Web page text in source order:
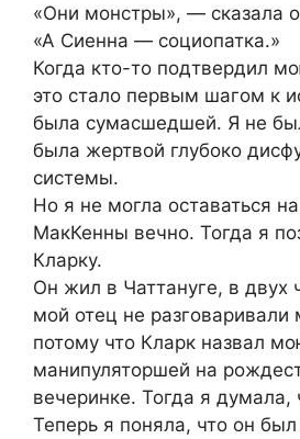
«Они монстры», — сказала
«А Сиенна — социопатка.»
Когда кто-то подтвердил
это стало первым шагом к
была сумасшедшей. Я не
была жертвой глубоко
системы.
Но я не могла оставаться
МакКенны вечно. Тогда я
Кларку.
Он жил в Чаттануге, в двух
мой отец не разговаривали
потому что Кларк назвал
манипуляторшей на
вечеринке. Тогда я думала,
Теперь я поняла, что он